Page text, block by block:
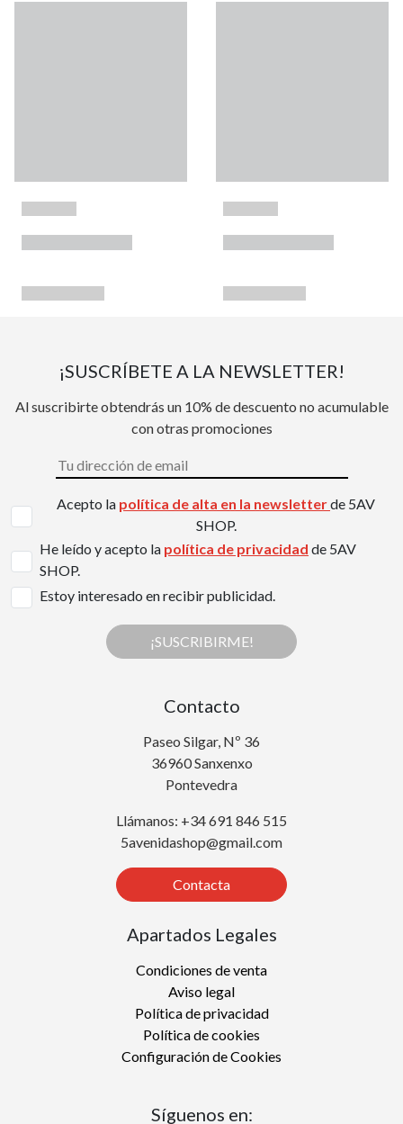
¡SUSCRÍBETE A LA NEWSLETTER!
Al suscribirte obtendrás un 10% de descuento no acumulable
con otras promociones
Acepto la política de alta en la newsletterde 5AV
SHOP.
He leído y acepto la política de privacidad de 5AV
SHOP.
Estoy interesado en recibir publicidad.
¡SUSCRIBIRME!
Contacto
Paseo Silgar, Nº 36
36960 Sanxenxo
Pontevedra
Llámanos: +34 691 846 515
5avenidashop@gmail.com
Contacta
Apartados Legales
Condiciones de venta
Aviso legal
Política de privacidad
Política de cookies
Configuración de Cookies
Síguenos en: